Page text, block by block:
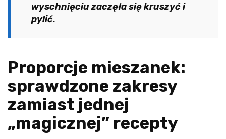
wyschnięciu zaczęła się kruszyć i
pylić.
Proporcje mieszanek:
sprawdzone zakresy
zamiast jednej
„magicznej” recepty